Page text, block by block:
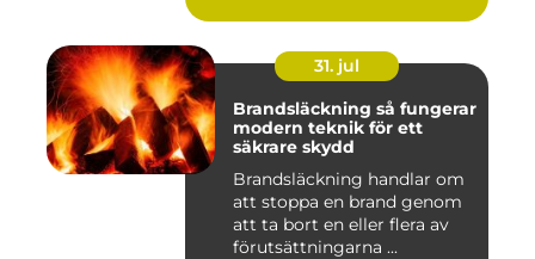
31. jul
Brandsläckning så fungerar
modern teknik för ett
säkrare skydd
Brandsläckning handlar om
att stoppa en brand genom
att ta bort en eller flera av
förutsättningarna ...